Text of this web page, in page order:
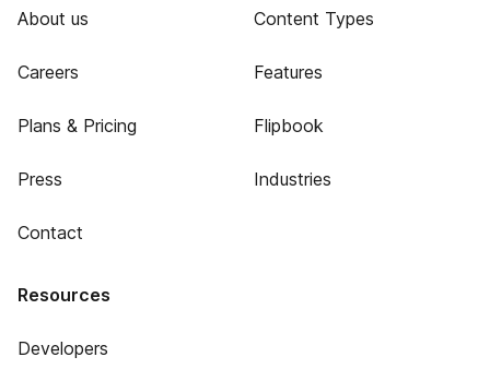
About us
Careers
Plans & Pricing
Press
Contact
Content Types
Features
Flipbook
Industries
Resources
Developers